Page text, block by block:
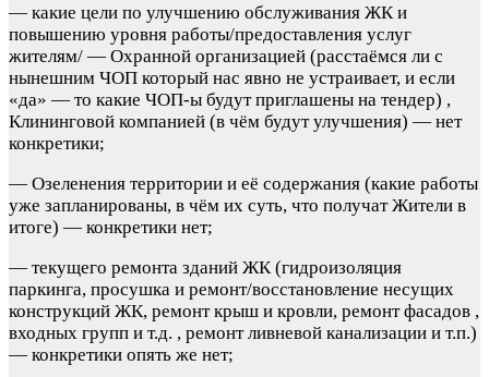
— какие цели по улучшению обслуживания ЖК и
повышению уровня работы/предоставления услуг
жителям/ — Охранной организацией (расстаёмся ли с
нынешним ЧОП который нас явно не устраивает, и если
«да» — то какие ЧОП-ы будут приглашены на тендер) ,
Клининговой компанией (в чём будут улучшения) — нет
конкретики;
— Озеленения территории и её содержания (какие работы
уже запланированы, в чём их суть, что получат Жители в
итоге) — конкретики нет;
— текущего ремонта зданий ЖК (гидроизоляция
паркинга, просушка и ремонт/восстановление несущих
конструкций ЖК, ремонт крыш и кровли, ремонт фасадов ,
входных групп и т.д. , ремонт ливневой канализации и т.п.)
— конкретики опять же нет;